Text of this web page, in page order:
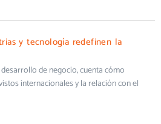
y tecnología redefinen la
de negocio, cuenta cómo
internacionales y la relación con el